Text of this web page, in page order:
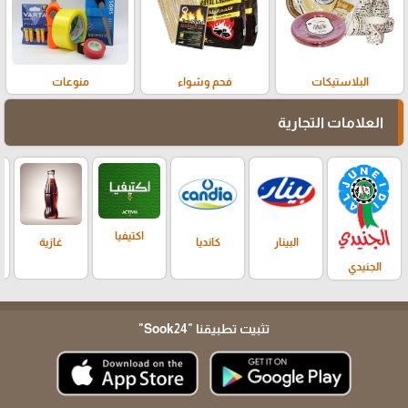
البلاستيكات فحم وشواء منوعات
العلامات التجارية
الجنيدي
البينار كانديا
اكتيفيا
غازية
تثبيت تطبيقنا "Sook24"